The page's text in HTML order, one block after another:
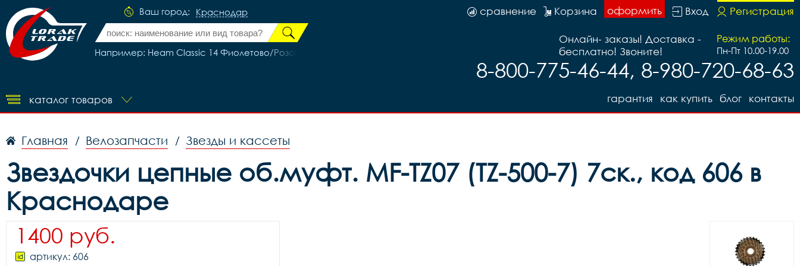
Ваш город: Краснодар
Например: Heam Classic 14 Фиолетово/Розовый
Регистрация
Вход
оформить
Корзина
сравнение
Режим работы:
Пн-Пт 10.00-19.00
Онлайн- заказы! Доставка -
бесплатно! Звоните!
8-800-775-46-44, 8-980-720-68-63
каталог товаров контакты
блог
как купить
гарантия
Главная / Велозапчасти / Звезды и кассеты
Звездочки цепные об.муфт. MF-TZ07 (TZ-500-7) 7ск., код 606 в
Краснодаре
1400 руб.
артикул: 606